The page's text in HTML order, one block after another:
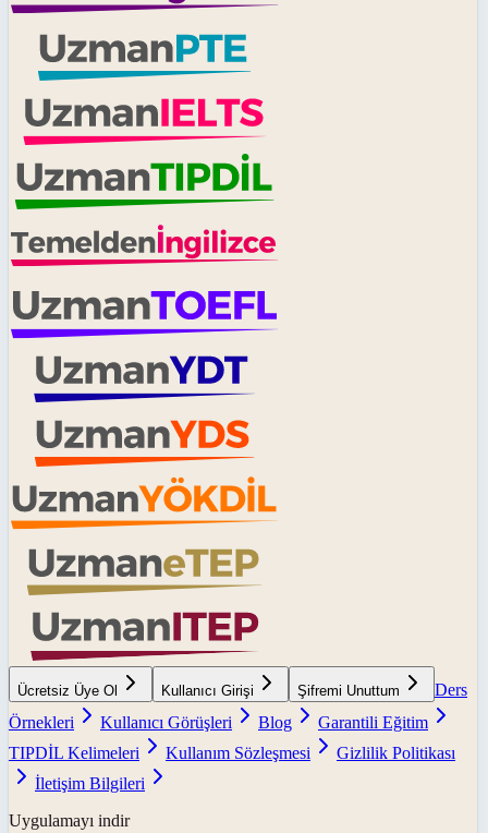
Ücretsiz Üye Ol Kullanıcı Girişi Şifremi Unuttum
Ders
Örnekleri
Kullanıcı Görüşleri Blog
Garantili Eğitim
TIPDİL Kelimeleri
Kullanım Sözleşmesi
Gizlilik Politikası
İletişim Bilgileri
Uygulamayı indir